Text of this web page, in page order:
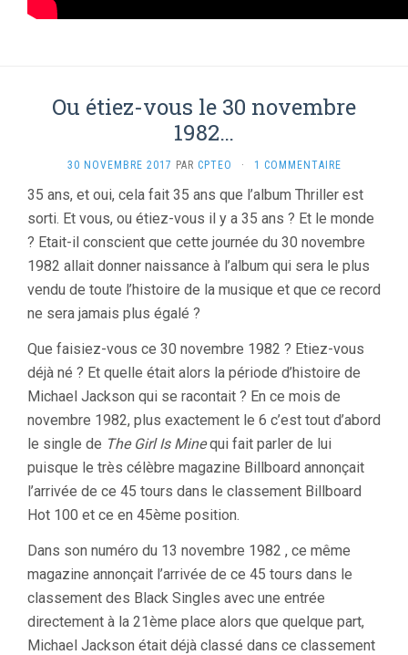
Ou étiez-vous le 30 novembre
1982…
30 NOVEMBRE 2017 PAR CPTEO · 1 COMMENTAIRE
35 ans, et oui, cela fait 35 ans que l’album Thriller est
sorti. Et vous, ou étiez-vous il y a 35 ans ? Et le monde
? Etait-il conscient que cette journée du 30 novembre
1982 allait donner naissance à l’album qui sera le plus
vendu de toute l’histoire de la musique et que ce record
ne sera jamais plus égalé ?
Que faisiez-vous ce 30 novembre 1982 ? Etiez-vous
déjà né ? Et quelle était alors la période d’histoire de
Michael Jackson qui se racontait ? En ce mois de
novembre 1982, plus exactement le 6 c’est tout d’abord
le single de The Girl Is Minequi fait parler de lui
puisque le très célèbre magazine Billboard annonçait
l’arrivée de ce 45 tours dans le classement Billboard
Hot 100 et ce en 45ème position.
Dans son numéro du 13 novembre 1982 , ce même
magazine annonçait l’arrivée de ce 45 tours dans le
classement des Black Singles avec une entrée
directement à la 21ème place alors que quelque part,
Michael Jackson était déjà classé dans ce classement